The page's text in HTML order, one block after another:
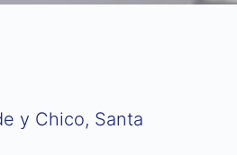
y Chico, Santa